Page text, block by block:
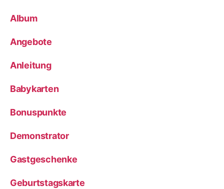
Album
Angebote
Anleitung
Babykarten
Bonuspunkte
Demonstrator
Gastgeschenke
Geburtstagskarte